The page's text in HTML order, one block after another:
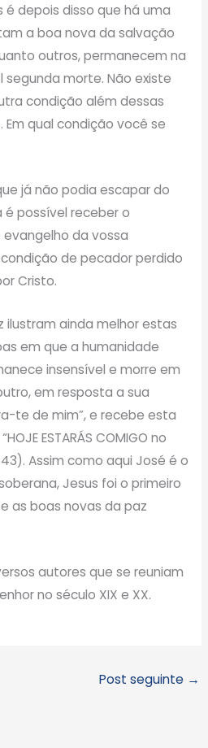
é depois disso que há uma
a boa nova da salvação
outros, permanecem na
morte. Não existe
condição além dessas
Em qual condição você se
já não podia escapar do
é possível receber o
da vossa
de pecador perdido
Cristo.
ilustram ainda melhor estas
em que a humanidade
insensível e morre em
em resposta a sua
te de mim”, e recebe esta
ESTARÁS COMIGO no
Assim como aqui José é o
Jesus foi o primeiro
as boas novas da paz
autores que se reuniam
no século XIX e XX.
Post seguinte →